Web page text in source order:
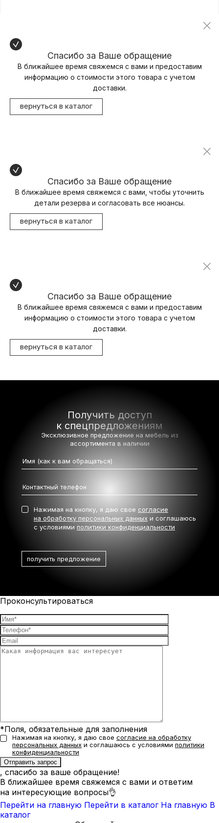
Спасибо за Ваше обращение
В ближайшее время свяжемся с вами и предоставим
информацию о стоимости этого товара с учетом
доставки.
вернуться в каталог
Спасибо за Ваше обращение
В ближайшее время свяжемся с вами, чтобы уточнить
детали резерва и согласовать все нюансы.
вернуться в каталог
Спасибо за Ваше обращение
В ближайшее время свяжемся с вами и предоставим
информацию о стоимости этого товара с учетом
доставки.
вернуться в каталог
Получить доступ
к спецпредложениям
Эксклюзивное предложение на мебель из
ассортимента в наличии
Нажимая на кнопку, я даю свое согласие
на обработку персональных данных и соглашаюсь
с условиями политики конфиденциальности
Проконсультироваться
*Поля, обязательные для заполнения
Нажимая на кнопку, я даю свое согласие на обработку
персональных данных и соглашаюсь с условиями политики
конфиденциальности
, спасибо за ваше обращение!
В ближайшее время свяжемся с вами и ответим
на интересующие вопросы👌
Перейти на главную Перейти в каталог На главную В
каталог